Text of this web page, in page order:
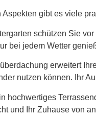
gibt es viele
schützen Sie
bei jedem Wetter
erweitert
nutzen können. Ihr
hochwertiges
und Ihr Zuhause von